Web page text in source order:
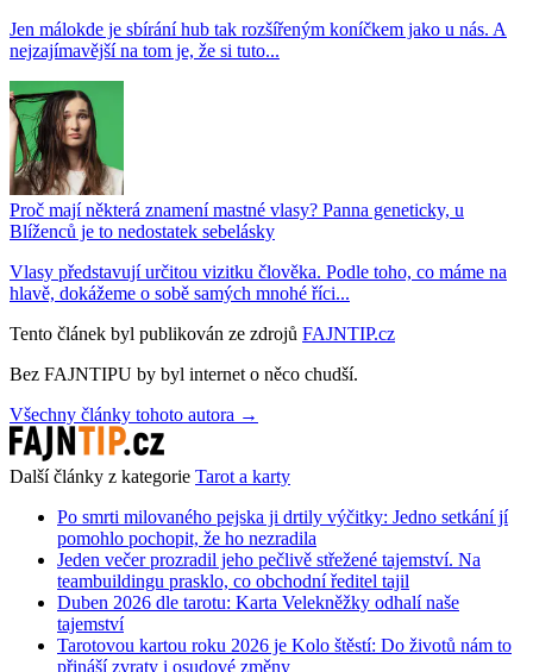
Jen málokde je sbírání hub tak rozšířeným koníčkem jako u nás. A
nejzajímavější na tom je, že si tuto...
Proč mají některá znamení mastné vlasy? Panna geneticky, u
Blíženců je to nedostatek sebelásky
Vlasy představují určitou vizitku člověka. Podle toho, co máme na
hlavě, dokážeme o sobě samých mnohé říci...
Tento článek byl publikován ze zdrojů FAJNTIP.cz
Bez FAJNTIPU by byl internet o něco chudší.
Všechny články tohoto autora →
Další články z kategorie Tarot a karty
Po smrti milovaného pejska ji drtily výčitky: Jedno setkání jí
pomohlo pochopit, že ho nezradila
Jeden večer prozradil jeho pečlivě střežené tajemství. Na
teambuildingu prasklo, co obchodní ředitel tajil
Duben 2026 dle tarotu: Karta Velekněžky odhalí naše
tajemství
Tarotovou kartou roku 2026 je Kolo štěstí: Do životů nám to
přináší zvraty i osudové změny